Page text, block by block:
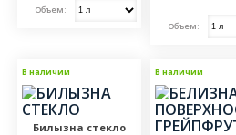
Объем:
Объем:
В наличии
Билызна стекло
В наличии